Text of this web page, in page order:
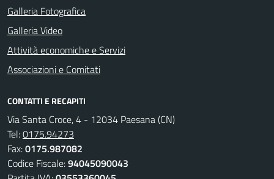
Galleria Fotografica
Galleria Video
Attività economiche e Servizi
Associazioni e Comitati
CONTATTI E RECAPITI
Via Santa Croce, 4 - 12034 Paesana (CN)
Tel:0175.94273
Fax:0175.987082
Codice Fiscale:94045090043